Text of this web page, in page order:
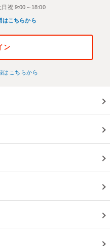
祝 9:00～18:00
はこちらから
ン
はこちらから